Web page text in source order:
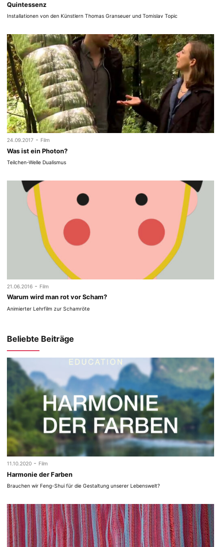
Quintessenz
Installationen von den Künstlern Thomas Granseuer und Tomislav Topic
24.09.2017 - Film
Was ist ein Photon?
Teilchen-Welle Dualismus
21.06.2016 - Film
Warum wird man rot vor Scham?
Animierter Lehrfilm zur Schamröte
Beliebte Beiträge
11.10.2020 - Film
Harmonie der Farben
Brauchen wir Feng-Shui für die Gestaltung unserer Lebenswelt?